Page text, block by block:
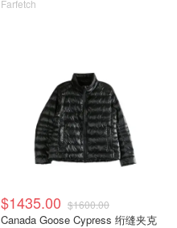
Farfetch
$1435.00 $1600.00
Canada Goose Cypress 绗缝夹克